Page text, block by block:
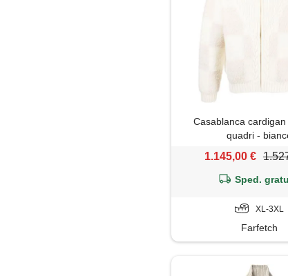
Casablanca
quadri -
1.145,00 €
Sped.
XL-3XL
Farfetch